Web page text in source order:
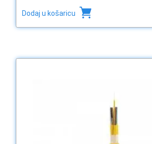
Dodaj u košaricu